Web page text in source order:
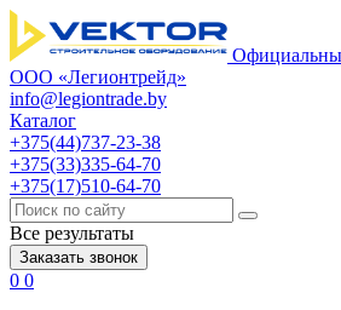
ООО «Легионтрейд»
info@legiontrade.by
Каталог
+375(44)737-23-38
+375(33)335-64-70
+375(17)510-64-70
Все результаты
Заказать звонок
0 0